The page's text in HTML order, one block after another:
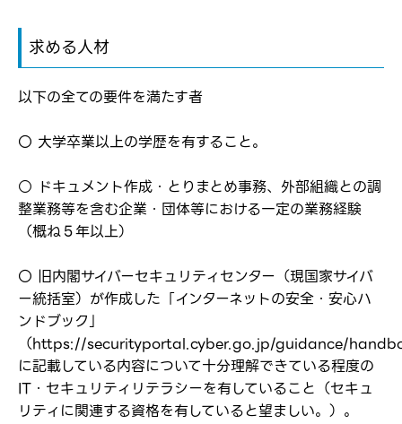
応募した方へ
応募完了通知をする
弊社ホームページの求人票をみて
応募し、転職を決めた方
転職報告をする
メールアドレス
パスワード
※パスワードを忘れた方はコチラ
求める人材
以下の全ての要件を満たす者
〇 大学卒業以上の学歴を有すること。
○ ドキュメント作成・とりまとめ事務、外部組織との調
整業務等を含む企業・団体等における一定の業務経験
（概ね５年以上）
〇 旧内閣サイバーセキュリティセンター（現国家サイバ
ー統括室）が作成した「インターネットの安全・安心ハ
ンドブック」
（https://securityportal.cyber.go.jp/guidance/
に記載している内容について十分理解できている程度の
IT・セキュリティリテラシーを有していること（セキュ
リティに関連する資格を有していると望ましい。）。